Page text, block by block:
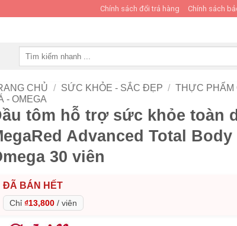
Chính sách đổi trả hàng Chính sách
CHỦ / SỨC KHỎE - SẮC ĐẸP / THỰC PHẨM
- OMEGA
tôm hỗ trợ sức khỏe toàn
Advanced Total Body
30 viên
ĐÃ BÁN HẾT
Chỉ ₫13,800 / viên